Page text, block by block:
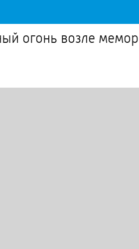
огонь возле